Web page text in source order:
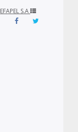
EFAPEL S.A